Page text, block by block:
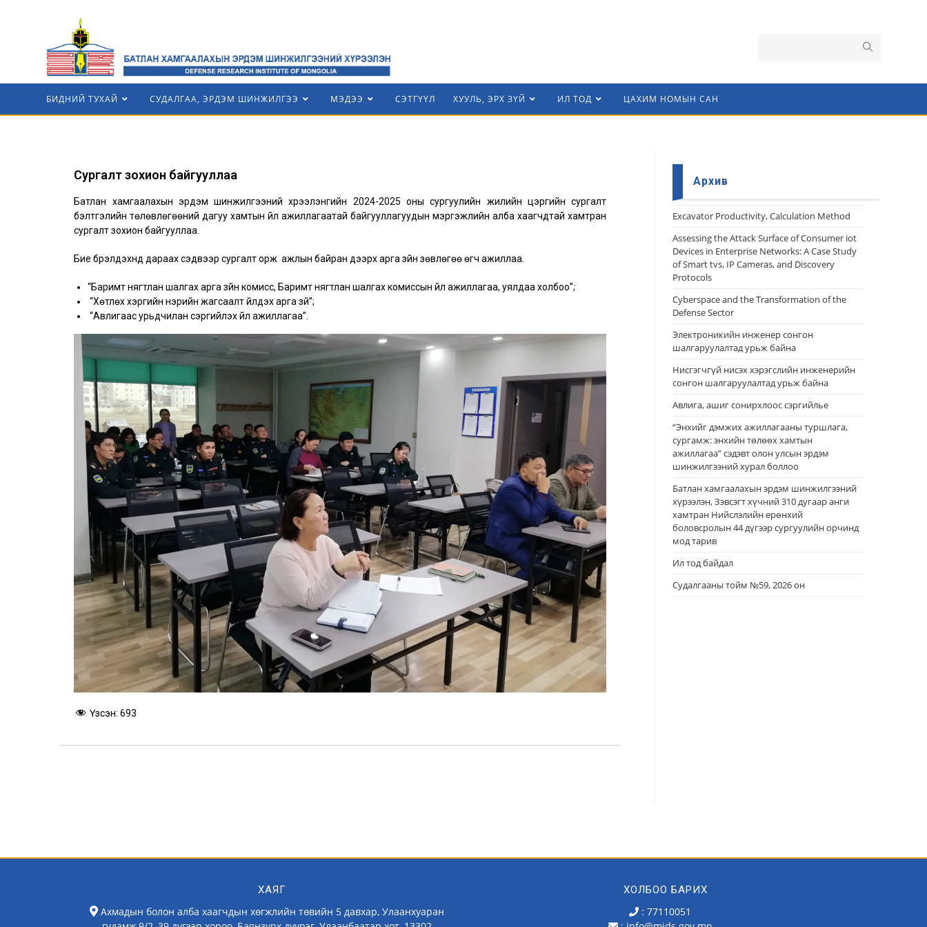
БИДНИЙ ТУХАЙ СУДАЛГАА, ЭРДЭМ ШИНЖИЛГЭЭ МЭДЭЭ СЭТГҮҮЛ ХУУЛЬ, ЭРХ ЗҮЙ ИЛ ТОД ЦАХИМ НОМЫН САН
Сургалт зохион байгууллаа
Батлан хамгаалахын эрдэм шинжилгээний хүрээлэнгийн 2024-2025 оны сургуулийн жилийн цэргийн сургалт
бэлтгэлийн төлөвлөгөөний дагуу хамтын үйл ажиллагаатай байгууллагуудын мэргэжлийн алба хаагчдтай хамтран
сургалт зохион байгууллаа.
Бие бүрэлдэхүүнд дараах сэдвээр сургалт орж ажлын байран дээрх арга зүйн зөвлөгөө өгч ажиллаа.
“Баримт нягтлан шалгах арга зүйн комисс, Баримт нягтлан шалгах комиссын үйл ажиллагаа, уялдаа холбоо”;
“Хөтлөх хэргийн нэрийн жагсаалт үйлдэх арга зүй”;
“Авлигаас урьдчилан сэргийлэх үйл ажиллагаа”.
Үзсэн: 693
Архив
Еxcavator Productivity, Calculation Method
Assessing the Attack Surface of Consumer iot
Devices in Enterprise Networks: A Case Study
of Smart tvs, IP Cameras, and Discovery
Protocols
Cyberspace and the Transformation of the
Defense Sector
Электроникийн инженер сонгон
шалгаруулалтад урьж байна
Нисгэгчгүй нисэх хэрэгслийн инженерийн
сонгон шалгаруулалтад урьж байна
Авлига, ашиг сонирхлоос сэргийлье
“Энхийг дэмжих ажиллагааны туршлага,
сургамж: энхийн төлөөх хамтын
ажиллагаа” сэдэвт олон улсын эрдэм
шинжилгээний хурал боллоо
Батлан хамгаалахын эрдэм шинжилгээний
хүрээлэн, Зэвсэгт хүчний 310 дугаар анги
хамтран Нийслэлийн ерөнхий
боловсролын 44 дүгээр сургуулийн орчинд
мод тарив
Ил тод байдал
Судалгааны тойм №59, 2026 он
ХАЯГ
Ахмадын болон алба хаагчдын хөгжлийн төвийн 5 давхар, Улаанхуаран
ХОЛБОО БАРИХ
: 77110051